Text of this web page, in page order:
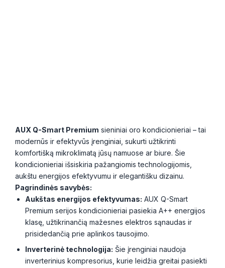
AUX Q-Smart Premium sieniniai oro kondicionieriai – tai
modernūs ir efektyvūs įrenginiai, sukurti užtikrinti
komfortišką mikroklimatą jūsų namuose ar biure. Šie
kondicionieriai išsiskiria pažangiomis technologijomis,
aukštu energijos efektyvumu ir elegantišku dizainu.
Pagrindinės savybės:
Aukštas energijos efektyvumas: AUX Q-Smart
Premium serijos kondicionieriai pasiekia A++ energijos
klasę, užtikrinančią mažesnes elektros sąnaudas ir
prisidedančią prie aplinkos tausojimo.
Inverterinė technologija: Šie įrenginiai naudoja
inverterinius kompresorius, kurie leidžia greitai pasiekti